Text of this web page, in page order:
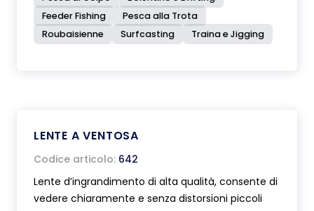
Feeder Fishing
Pesca alla Trota
Roubaisienne
Surfcasting Traina e Jigging
LENTE A VENTOSA
Codice articolo: 642
Lente d’ingrandimento di alta qualità, consente di
vedere chiaramente e senza distorsioni piccoli